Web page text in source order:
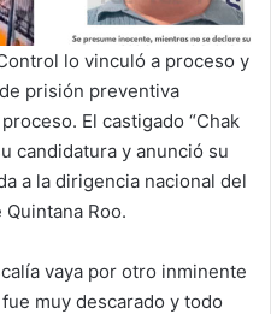
lo vinculó a proceso y
prisión preventiva
El castigado “Chak
candidatura y anunció su
a la dirigencia nacional del
Roo.
vaya por otro inminente
muy descarado y todo